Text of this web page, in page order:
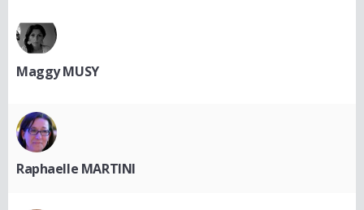
Maggy MUSY
Raphaelle MARTINI